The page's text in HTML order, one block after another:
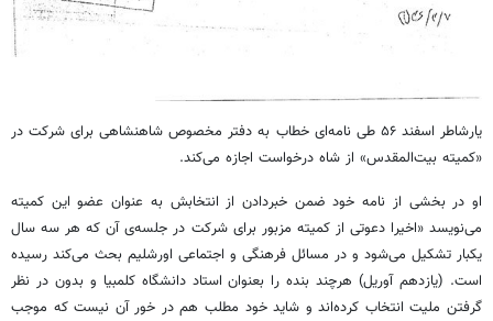
یارشاطر اسفند ۵۶ طی نامه‌ای خطاب به دفتر مخصوص شاهنشاهی برای شرکت در
«کمیته بیت‌المقدس» از شاه درخواست اجازه می‌کند.
او در بخشی از نامه خود ضمن خبردادن از انتخابش به عنوان عضو این کمیته
می‌نویسد «اخیرا دعوتی از کمیته مزبور برای شرکت در جلسه‌ی آن که هر سه سال
یکبار تشکیل می‌شود و در مسائل فرهنگی و اجتماعی اورشلیم بحث می‌کند رسیده
است. (یازدهم آوریل) هرچند بنده را بعنوان استاد دانشگاه کلمبیا و بدون در نظر
گرفتن ملیت انتخاب کرده‌اند و شاید خود مطلب هم در خور آن نیست که موجب